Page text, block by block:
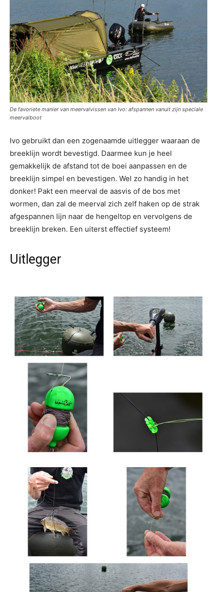
De favoriete manier van meervalvissen van Ivo: afspannen vanuit zijn speciale
meervalboot
Ivo gebruikt dan een zogenaamde uitlegger waaraan de
breeklijn wordt bevestigd. Daarmee kun je heel
gemakkelijk de afstand tot de boei aanpassen en de
breeklijn simpel en bevestigen. Wel zo handig in het
donker! Pakt een meerval de aasvis of de bos met
wormen, dan zal de meerval zich zelf haken op de strak
afgespannen lijn naar de hengeltop en vervolgens de
breeklijn breken. Een uiterst effectief systeem!
Uitlegger